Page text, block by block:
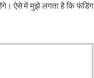
ऐसे में मुझे लगता है कि फंडिंग